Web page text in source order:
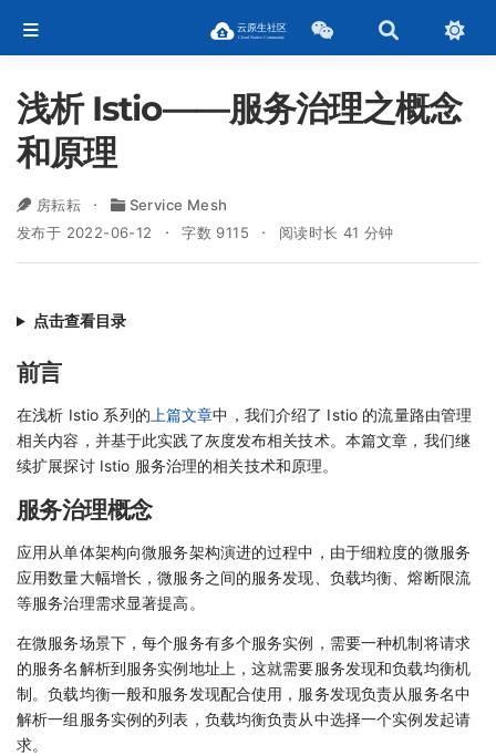
浅析 Istio——服务治理之概念
和原理
房耘耘
Service Mesh
发布于 2022-06-12
字数 9115 阅读时长 41 分钟
点击查看目录
前言
在浅析 Istio 系列的 上篇文章中，我们介绍了 Istio 的流量路由管理
相关内容，并基于此实践了灰度发布相关技术。本篇文章，我们继
续扩展探讨 Istio 服务治理的相关技术和原理。
服务治理概念
应用从单体架构向微服务架构演进的过程中，由于细粒度的微服务
应用数量大幅增长，微服务之间的服务发现、负载均衡、熔断限流
等服务治理需求显著提高。
在微服务场景下，每个服务有多个服务实例，需要一种机制将请求
的服务名解析到服务实例地址上，这就需要服务发现和负载均衡机
制。负载均衡一般和服务发现配合使用，服务发现负责从服务名中
解析一组服务实例的列表，负载均衡负责从中选择一个实例发起请
求。